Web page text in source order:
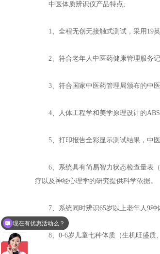
中医体质辨识仪产品特点;
1、全程无创无接触式测试，采用19英
2、符合老年人中医药健康管理服务记
3、符合国家中医药管理局颁布的中医
4、人体工程学和美学原理设计的ABS
5、打印报告全彩显示测试结果，中医
6、系统具有简易智力状态检查量表（
疗以及神经心理学的研究提供科学依据。
7、系统同时辨识65岁以上老年人9种
8、0-6岁儿童七种体质（生机旺盛质、
现在有优惠活动么？